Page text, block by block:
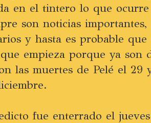
en el tintero lo que
son noticias
y hasta es probable
empieza porque ya son
las muertes de Pelé el
fue enterrado el